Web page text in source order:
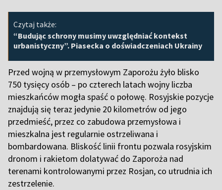
Czytaj także:
“Budując schrony musimy uwzględniać kontekst
urbanistyczny”. Piasecka o doświadczeniach Ukrainy
Przed wojną w przemysłowym Zaporożu żyło blisko
750 tysięcy osób – po czterech latach wojny liczba
mieszkańców mogła spaść o połowę. Rosyjskie pozycje
znajdują się teraz jedynie 20 kilometrów od jego
przedmieść, przez co zabudowa przemysłowa i
mieszkalna jest regularnie ostrzeliwana i
bombardowana. Bliskość linii frontu pozwala rosyjskim
dronom i rakietom dolatywać do Zaporoża nad
terenami kontrolowanymi przez Rosjan, co utrudnia ich
zestrzelenie.